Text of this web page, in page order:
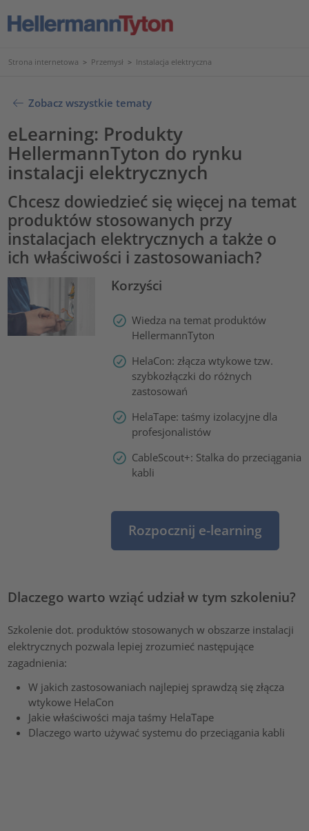
Strona internetowa > Przemysł > Instalacja elektryczna
Zobacz wszystkie tematy
eLearning: Produkty
HellermannTyton do rynku
instalacji elektrycznych
Chcesz dowiedzieć się więcej na temat
produktów stosowanych przy
instalacjach elektrycznych a także o
ich właściwości i zastosowaniach?
Korzyści
Wiedza na temat produktów
HellermannTyton
HelaCon: złącza wtykowe tzw.
szybkozłączki do różnych
zastosowań
HelaTape: taśmy izolacyjne dla
profesjonalistów
CableScout+: Stalka do przeciągania
kabli
Rozpocznij e-learning
Dlaczego warto wziąć udział w tym szkoleniu?
Szkolenie dot. produktów stosowanych w obszarze instalacji
elektrycznych pozwala lepiej zrozumieć następujące
zagadnienia:
W jakich zastosowaniach najlepiej sprawdzą się złącza
wtykowe HelaCon
Jakie właściwości maja taśmy HelaTape
Dlaczego warto używać systemu do przeciągania kabli